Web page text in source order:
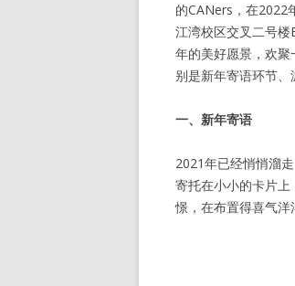
的CANers，在2022
江湾校区交叉二号
年的美好愿景，欢
别是新年寄语环节、
一、新年寄语
2021年已经悄悄溜
寄托在小小的卡片
憬，在布置得喜气洋